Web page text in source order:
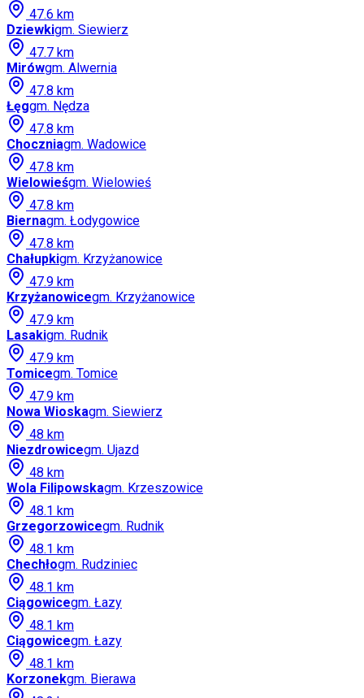
47.6 km
Dziewkigm. Siewierz
47.7 km
Mirówgm. Alwernia
47.8 km
Łęggm. Nędza
47.8 km
Choczniagm. Wadowice
47.8 km
Wielowieśgm. Wielowieś
47.8 km
Biernagm. Łodygowice
47.8 km
Chałupkigm. Krzyżanowice
47.9 km
Krzyżanowicegm. Krzyżanowice
47.9 km
Lasakigm. Rudnik
47.9 km
Tomicegm. Tomice
47.9 km
Nowa Wioskagm. Siewierz
48 km
Niezdrowicegm. Ujazd
48 km
Wola Filipowskagm. Krzeszowice
48.1 km
Grzegorzowicegm. Rudnik
48.1 km
Chechłogm. Rudziniec
48.1 km
Ciągowicegm. Łazy
48.1 km
Ciągowicegm. Łazy
48.1 km
Korzonekgm. Bierawa